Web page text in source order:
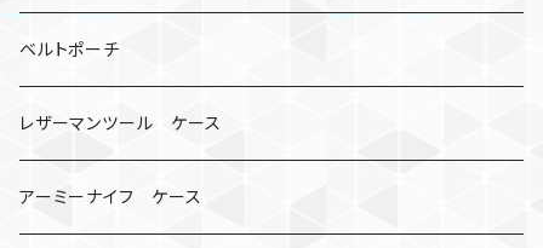
マルチツール
オニヤンマ
ビーズ
ティーホルダー
チューブ
コインケース
紙
カードケース
2カラー
ベルトポーチ
レザーマンツール ケース
アーミーナイフ ケース